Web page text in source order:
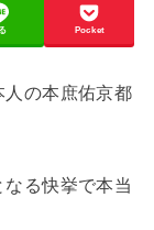
Pocket
人の本庶佑京都
る快挙で本当